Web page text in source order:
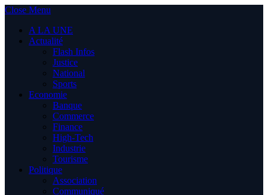
Close Menu
A LA UNE
Actualité
Flash Infos
Justice
National
Sports
Economie
Banque
Commerce
Finance
High-Tech
Industrie
Tourisme
Politique
Association
Communiqué